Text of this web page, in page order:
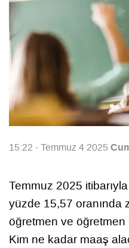
15:22 - Temmuz 4 2025
Temmuz 2025
yüzde 15,57 oranında
öğretmen ve öğretmen
Kim ne kadar maaş